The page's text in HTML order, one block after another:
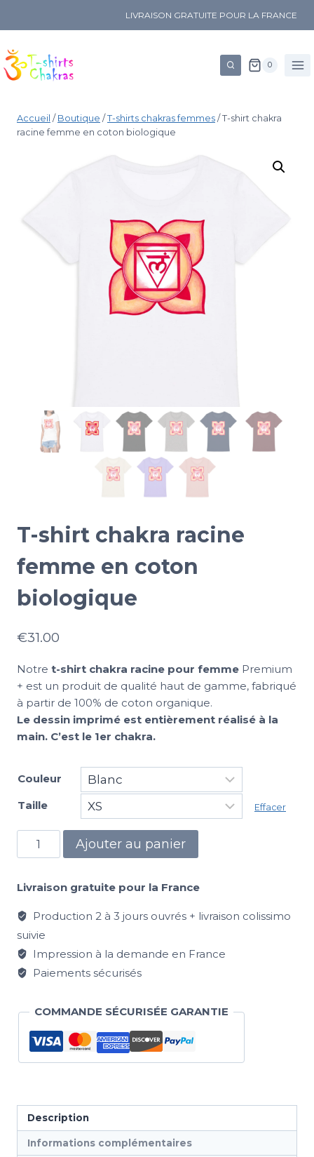
LIVRAISON GRATUITE POUR LA FRANCE
0
Accueil / Boutique / T-shirts chakras femmes / T-shirt chakra
racine femme en coton biologique
T-shirt chakra racine
femme en coton
biologique
€31.00
Notre t-shirt chakra racine pour femme Premium
+ est un produit de qualité haut de gamme, fabriqué
à partir de 100% de coton organique.
Le dessin imprimé est entièrement réalisé à la
main. C’est le 1er chakra.
Couleur
Taille
Effacer
Ajouter au panier
Livraison gratuite pour la France
Production 2 à 3 jours ouvrés + livraison colissimo
suivie
Impression à la demande en France
Paiements sécurisés
COMMANDE SÉCURISÉE GARANTIE
Description
Informations complémentaires